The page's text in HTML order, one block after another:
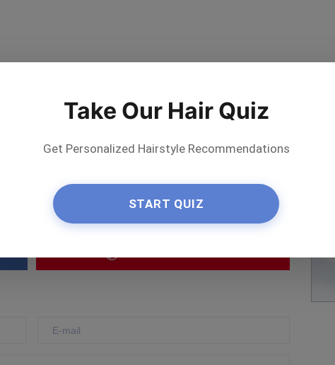
artystę
Take Our Hair Quiz
Get Personalized Hairstyle Recommendations
START QUIZ